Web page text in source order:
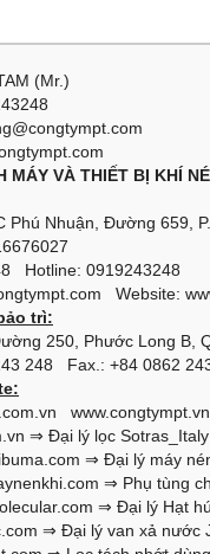
(Mr.)
MÁY VÀ THIẾT BỊ KHÍ
Phú Nhuận, Đường 659,
Hotline: 0919243248
Website:
trì:
250, Phước Long B,
248 Fax.: +84 0862
www.congtympt.vn
⇒ Đại lý lọc
⇒ Đại lý máy
⇒ Phụ tùng
⇒ Đại lý Hạt
⇒ Đại lý van xả nước